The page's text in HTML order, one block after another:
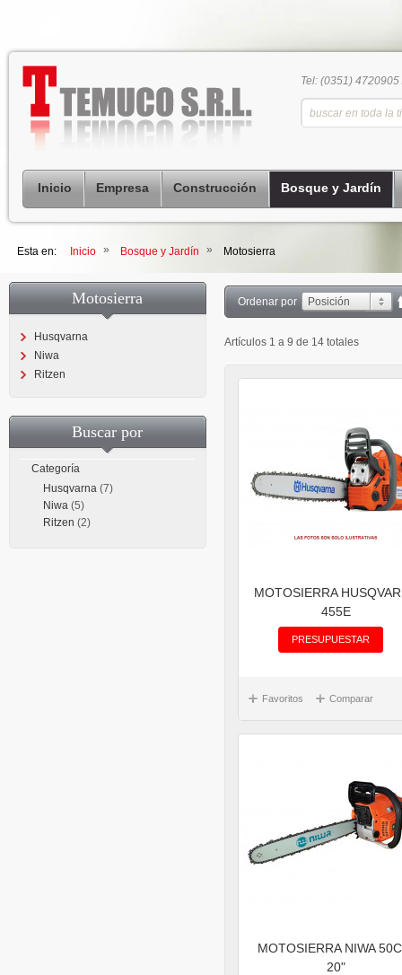
Tel: (0351)
Inicio Empresa Construcción Bosque y Jardín
Esta en: Inicio » Bosque y Jardín » Motosierra
Ordenar por Posición
Artículos 1 a 9 de 14 totales
MOTOSIERRA
455E
PRESUPUESTAR
Favoritos Comparar
MOTOSIERRA NIWA
20"
Motosierra
Husqvarna
Niwa
Ritzen
Buscar por
Categoría
Husqvarna (7)
Niwa (5)
Ritzen (2)